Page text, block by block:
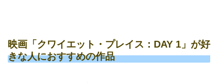
映画「クワイエット・プレイス：DAY 1」が好
きな人におすすめの作品